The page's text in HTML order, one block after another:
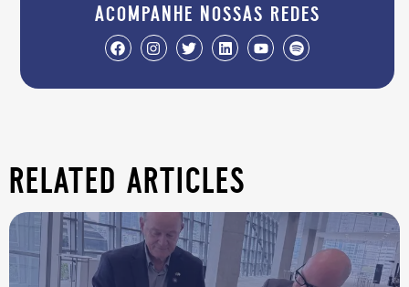
acompanhe nossas redes
related articles